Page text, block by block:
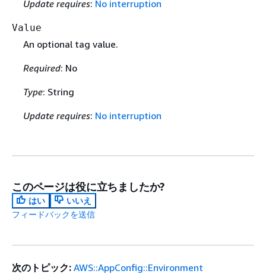
Update requires: No interruption
Value
An optional tag value.
Required: No
Type: String
Update requires: No interruption
このページは役に立ちましたか?
はい
いいえ
フィードバックを送信
次のトピック: AWS::AppConfig::Environment